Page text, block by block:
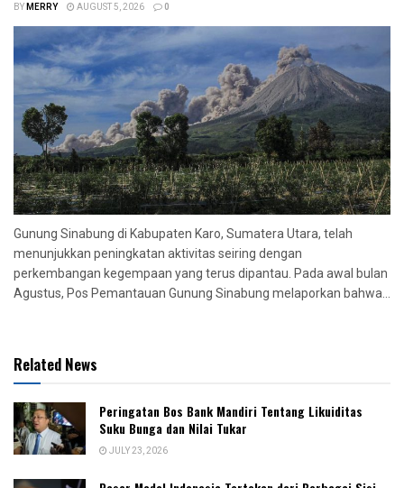
BYMERRY AUGUST 5, 2026 0
Gunung Sinabung di Kabupaten Karo, Sumatera Utara, telah
menunjukkan peningkatan aktivitas seiring dengan
perkembangan kegempaan yang terus dipantau. Pada awal bulan
Agustus, Pos Pemantauan Gunung Sinabung melaporkan bahwa...
Related News
Peringatan Bos Bank Mandiri Tentang Likuiditas
Suku Bunga dan Nilai Tukar
JULY 23, 2026